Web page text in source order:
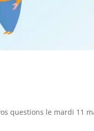
questions le mardi 11